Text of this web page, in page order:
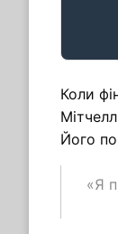
Коли
Його
«Я